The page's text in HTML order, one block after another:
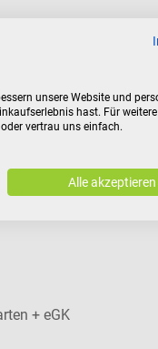
+ eGK
unsere Website und
hast. Für weitere
vertrau uns einfach.
Alle akzeptieren